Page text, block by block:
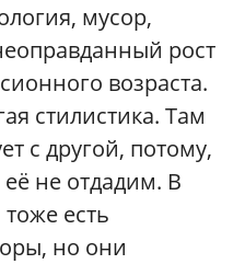
мусор,
рост
возраста.
стилистика. Там
с другой, потому,
не отдадим. В
есть
но они